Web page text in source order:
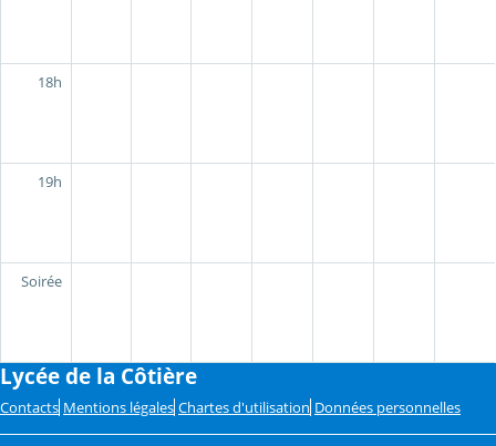
18h
19h
Soirée
Lycée de la Côtière
Contacts Mentions légales Chartes d'utilisation Données personnelles